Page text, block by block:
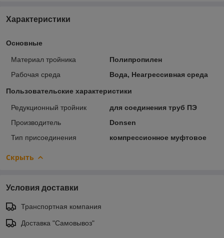
Характеристики
Основные
Материал тройника
Полипропилен
Рабочая среда
Вода, Неагрессивная среда
Пользовательские характеристики
Редукционный тройник
для соединения труб ПЭ
Производитель
Donsen
Тип присоединения
компрессионное муфтовое
Скрыть
Условия доставки
Транспортная компания
Доставка "Самовывоз"